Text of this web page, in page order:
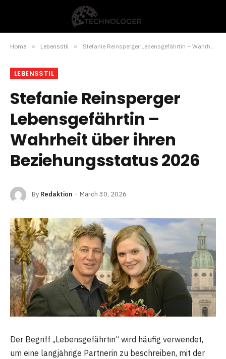
Home » Lebensstil » Stefanie Reinsperger Lebensgefährtin – Wahrheit über ihren Beziehungsstatus 2026
LEBENSSTIL
Stefanie Reinsperger
Lebensgefährtin –
Wahrheit über ihren
Beziehungsstatus 2026
By Redaktion March 30, 2026
Der Begriff „Lebensgefährtin“ wird häufig verwendet,
um eine langjährige Partnerin zu beschreiben, mit der